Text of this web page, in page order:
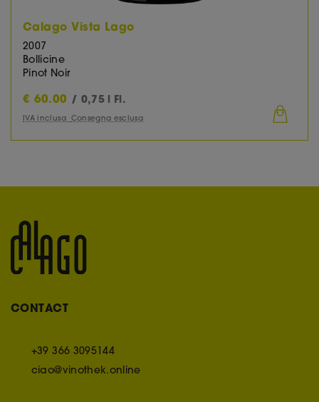
Calago Vista Lago
2007
Bollicine
Pinot Noir
€ 60.00 / 0,75 l Fl.
IVA inclusa Consegna esclusa
CONTACT
+39 366 3095144
ciao@vinothek.online